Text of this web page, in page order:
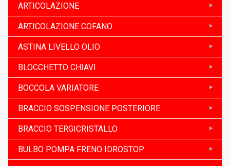
ARTICOLAZIONE
ARTICOLAZIONE COFANO
ASTINA LIVELLO OLIO
BLOCCHETTO CHIAVI
BOCCOLA VARIATORE
BRACCIO SOSPENSIONE POSTERIORE
BRACCIO TERGICRISTALLO
BULBO POMPA FRENO IDROSTOP